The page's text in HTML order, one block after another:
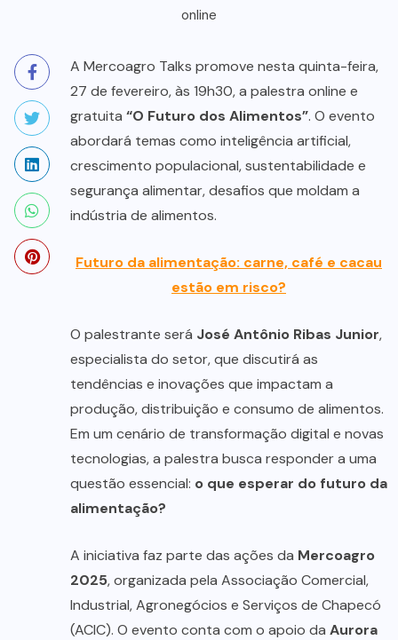
online
A Mercoagro Talks promove nesta quinta-feira,
27 de fevereiro, às 19h30, a palestra online e
gratuita “O Futuro dos Alimentos”. O evento
abordará temas como inteligência artificial,
crescimento populacional, sustentabilidade e
segurança alimentar, desafios que moldam a
indústria de alimentos.
Futuro da alimentação: carne, café e cacau
estão em risco?
O palestrante será José Antônio Ribas Junior,
especialista do setor, que discutirá as
tendências e inovações que impactam a
produção, distribuição e consumo de alimentos.
Em um cenário de transformação digital e novas
tecnologias, a palestra busca responder a uma
questão essencial: o que esperar do futuro da
alimentação?
A iniciativa faz parte das ações da Mercoagro
2025, organizada pela Associação Comercial,
Industrial, Agronegócios e Serviços de Chapecó
(ACIC). O evento conta com o apoio da Aurora